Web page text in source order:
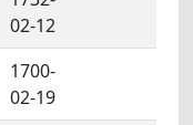
02-12
1700-
02-19